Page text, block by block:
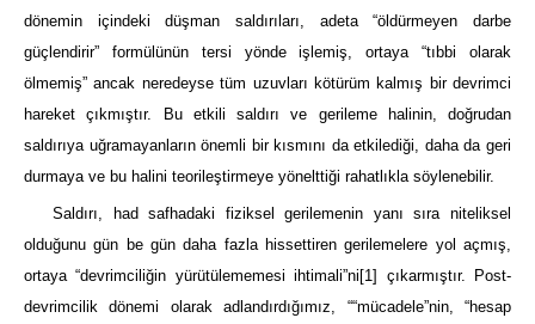
dönemin içindeki düşman saldırıları, adeta “öldürmeyen darbe
güçlendirir” formülünün tersi yönde işlemiş, ortaya “tıbbi olarak
ölmemiş” ancak neredeyse tüm uzuvları kötürüm kalmış bir devrimci
hareket çıkmıştır. Bu etkili saldırı ve gerileme halinin, doğrudan
saldırıya uğramayanların önemli bir kısmını da etkilediği, daha da geri
durmaya ve bu halini teorileştirmeye yönelttiği rahatlıkla söylenebilir.
Saldırı, had safhadaki fiziksel gerilemenin yanı sıra niteliksel
olduğunu gün be gün daha fazla hissettiren gerilemelere yol açmış,
ortaya “devrimciliğin yürütülememesi ihtimali”ni [1]
çıkarmıştır. Post-
devrimcilik dönemi olarak adlandırdığımız, ““mücadele”nin, “hesap